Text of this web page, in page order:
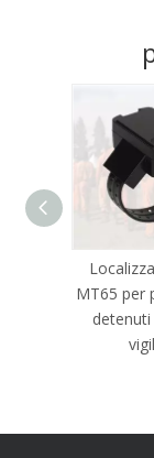
MT65 per